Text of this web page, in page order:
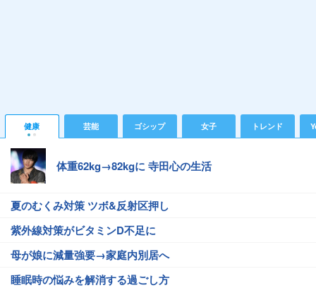
健康 芸能 ゴシップ 女子 トレンド
体重62kg→82kgに 寺田心の生活
夏のむくみ対策 ツボ&反射区押し
紫外線対策がビタミンD不足に
母が娘に減量強要→家庭内別居へ
睡眠時の悩みを解消する過ごし方